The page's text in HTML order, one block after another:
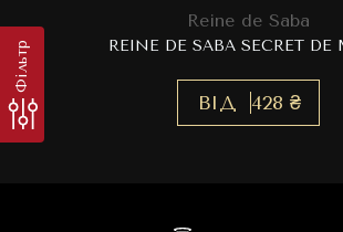
Фільтр
Reine de Saba
REINE DE SABA SECRET DE
ВІД 428 ₴